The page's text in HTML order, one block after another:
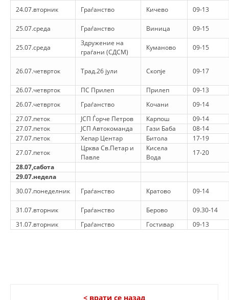
СТРАТЕГИИ
ПРЕЗЕНТАЦИИ
24.07.вторник Граѓанство Кичево 09-13
25.07.среда Граѓанство Виница 09-15
25.07.среда
Здружение на
граѓани (СДСМ)
Куманово 09-15
26.07.четврток Трад.26 јули Скопје 09-17
26.07.четврток ПС Прилеп Прилеп
09-13
26.07.четврток
Граѓанство Кочани
09-14
27.07.петок
ЈСП Ѓорче Петров Карпош
09-14
27.07.петок
ЈСП Автокоманда Гази Баба
08-14
27.07.петок
Хепар Центар Битола
17-19
27.07.петок
Црква Св.Петар и
Павле
Кисела
Вода
17-20
28.07,сабота
29.07.недела
30.07.понеделник
Граѓанство Кратово 09-14
31.07.вторник Граѓанство Берово
09.30-14
31.07.вторник
Граѓанство Гостивар 09-13
< врати се назад